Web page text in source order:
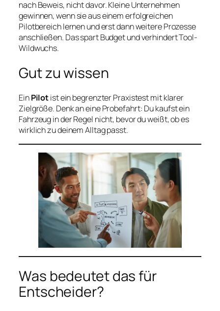
nach Beweis, nicht davor. Kleine Unternehmen
gewinnen, wenn sie aus einem erfolgreichen
Pilotbereich lernen und erst dann weitere Prozesse
anschließen. Das spart Budget und verhindert Tool-
Wildwuchs.
Gut zu wissen
EinPilotist ein begrenzter Praxistest mit klarer
Zielgröße. Denk an eine Probefahrt: Du kaufst ein
Fahrzeug in der Regel nicht, bevor du weißt, ob es
wirklich zu deinem Alltag passt.
Was bedeutet das für
Entscheider?